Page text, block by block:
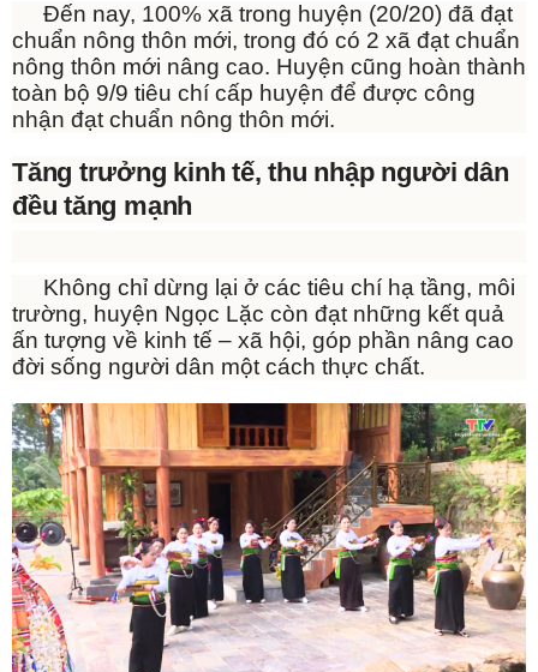
Đến nay, 100% xã trong huyện (20/20) đã đạt
chuẩn nông thôn mới, trong đó có 2 xã đạt chuẩn
nông thôn mới nâng cao. Huyện cũng hoàn thành
toàn bộ 9/9 tiêu chí cấp huyện để được công
nhận đạt chuẩn nông thôn mới.
Tăng trưởng kinh tế, thu nhập người dân
đều tăng mạnh
Không chỉ dừng lại ở các tiêu chí hạ tầng, môi
trường, huyện Ngọc Lặc còn đạt những kết quả
ấn tượng về kinh tế – xã hội, góp phần nâng cao
đời sống người dân một cách thực chất.